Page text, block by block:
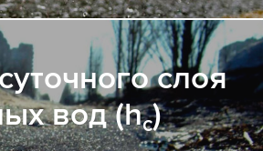
слоя
вод (hc)